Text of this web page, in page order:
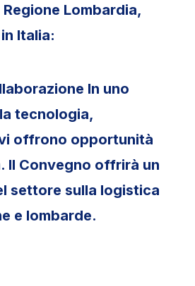
Regione Lombardia,
Italia:
In uno
tecnologia,
offrono opportunità
Il Convegno offrirà un
settore sulla logistica
e lombarde.